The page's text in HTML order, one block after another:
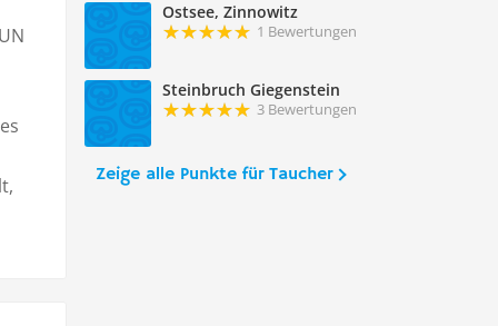
Ostsee, Zinnowitz
1 Bewertungen
Steinbruch Giegenstein
3 Bewertungen
Zeige alle Punkte für Taucher